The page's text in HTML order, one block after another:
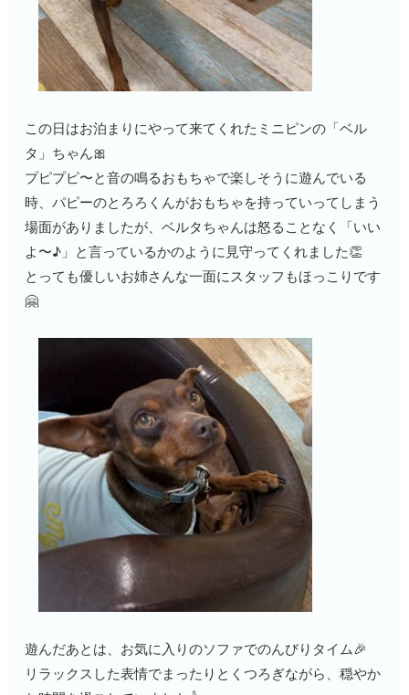
この日はお泊まりにやって来てくれたミニピンの「ベル
タ」ちゃん🎀
プピプピ〜と音の鳴るおもちゃで楽しそうに遊んでいる
時、パピーのとろろくんがおもちゃを持っていってしまう
場面がありましたが、ベルタちゃんは怒ることなく「いい
よ〜♪」と言っているかのように見守ってくれました👏
とっても優しいお姉さんな一面にスタッフもほっこりです
🤗
遊んだあとは、お気に入りのソファでのんびりタイム🎉
リラックスした表情でまったりとくつろぎながら、穏やか